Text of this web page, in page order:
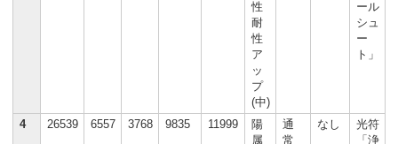
性
耐
性
ア
ッ
プ
(中)
ール
シュ
ー
ト」
4 26539 6557 3768 9835 11999
陽
属
通
常
なし
光符
「浄